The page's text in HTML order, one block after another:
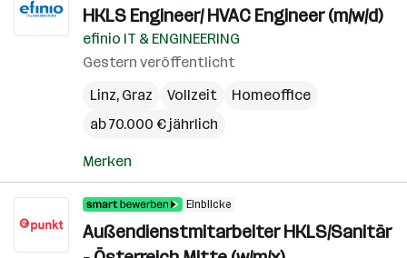
HKLS Engineer/ HVAC Engineer (m/w/d)
efinio IT & ENGINEERING
Gestern veröffentlicht
Linz, Graz Vollzeit
Homeoffice
ab 70.000 € jährlich
Merken
Einblicke
Außendienstmitarbeiter HKLS/Sanitär